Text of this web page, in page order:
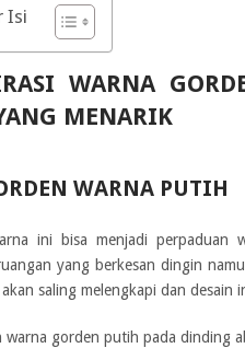
Isi
WARNA
MENARIK
WARNA PUTIH
ini bisa menjadi perpaduan
yang berkesan dingin
saling melengkapi dan desain
warna gorden putih pada dinding